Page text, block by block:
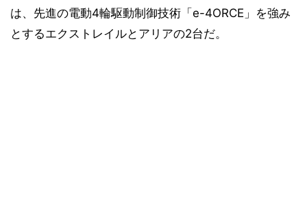
は、先進の電動4輪駆動制御技術「e-4ORCE」を強み
とするエクストレイルとアリアの2台だ。